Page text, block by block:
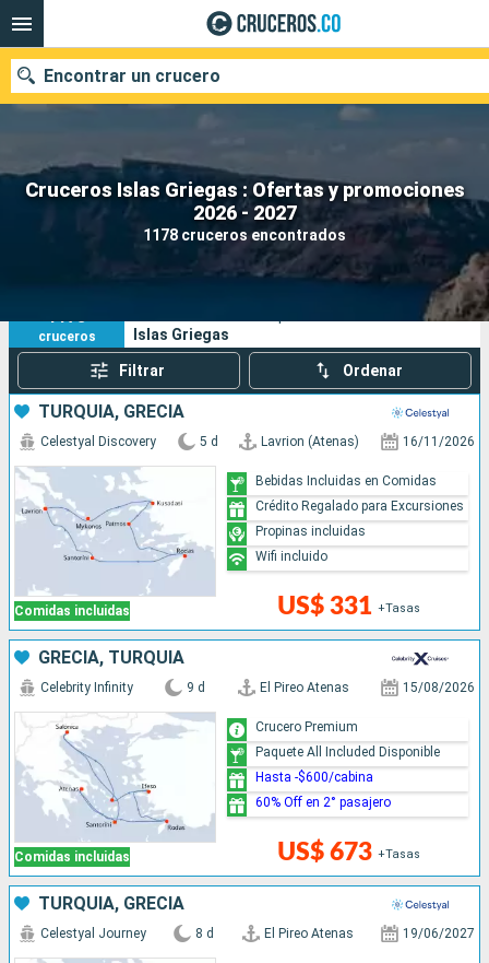
Cruceros Islas Griegas : Ofertas y promociones
2026 - 2027
1178 cruceros encontrados
Encontrar un crucero
Buscar
1178
cruceros
Islas Griegas
Filtrar Ordenar
TURQUÍA, GRECIA
Comidas incluidas
Celestyal Discovery 5 d Lavrion (Atenas) 16/11/2026
US$ 331 +Tasas
Bebidas Incluidas en Comidas
Crédito Regalado para Excursiones
Propinas incluidas
Wifi incluido
GRECIA, TURQUÍA
Comidas incluidas
Celebrity Infinity 9 d El Pireo Atenas 15/08/2026
US$ 673 +Tasas
Crucero Premium
Paquete All Included Disponible
Hasta -$600/cabina
60% Off en 2° pasajero
TURQUÍA, GRECIA
Celestyal Journey 8 d El Pireo Atenas 19/06/2027